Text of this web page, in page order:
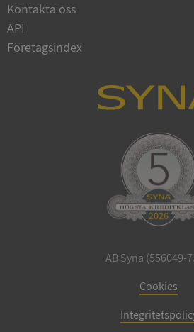
Kontakta oss
API
Företagsindex
AB Syna (556049-
Cookies
ASP.NET_SessionId